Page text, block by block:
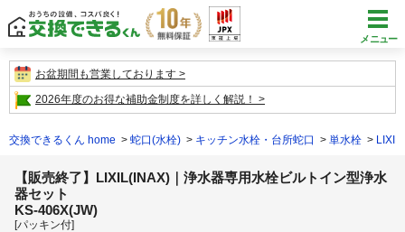
メニュー
お盆期間も営業しております
2026年度のお得な補助金制度を詳しく解説！
交換できるくん home 蛇口(水栓) キッチン水栓・台所蛇口 単水栓
【販売終了】LIXIL(INAX)｜浄水器専用水栓ビルトイン型浄水
器セット
KS-406X(JW)
[パッキン付]